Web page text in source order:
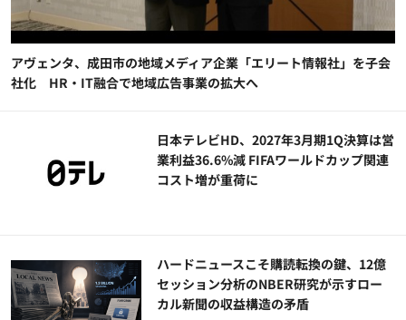
アヴェンタ、成田市の地域メディア企業「エリート情報社」を子会
社化 HR・IT融合で地域広告事業の拡大へ
日本テレビHD、2027年3月期1Q決算は営
業利益36.6%減 FIFAワールドカップ関連
コスト増が重荷に
ハードニュースこそ購読転換の鍵、12億
セッション分析のNBER研究が示すロー
カル新聞の収益構造の矛盾